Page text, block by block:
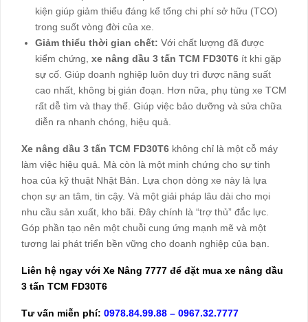
kiện giúp giảm thiểu đáng kể tổng chi phí sở hữu (TCO)
trong suốt vòng đời của xe.
Giảm thiểu thời gian chết: Với chất lượng đã được
kiểm chứng, xe nâng dầu 3 tấn TCM FD30T6 ít khi gặp
sự cố. Giúp doanh nghiệp luôn duy trì được năng suất
cao nhất, không bị gián đoạn. Hơn nữa, phụ tùng xe TCM
rất dễ tìm và thay thế. Giúp việc bảo dưỡng và sửa chữa
diễn ra nhanh chóng, hiệu quả.
Xe nâng dầu 3 tấn TCM FD30T6 không chỉ là một cỗ máy
làm việc hiệu quả. Mà còn là một minh chứng cho sự tinh
hoa của kỹ thuật Nhật Bản. Lựa chọn dòng xe này là lựa
chọn sự an tâm, tin cậy. Và một giải pháp lâu dài cho mọi
nhu cầu sản xuất, kho bãi. Đây chính là “trợ thủ” đắc lực.
Góp phần tạo nên một chuỗi cung ứng mạnh mẽ và một
tương lai phát triển bền vững cho doanh nghiệp của bạn.
Liên hệ ngay với Xe Nâng 7777 để đặt mua xe nâng dầu
3 tấn TCM FD30T6
Tư vấn miễn phí: 0978.84.99.88 – 0967.32.7777